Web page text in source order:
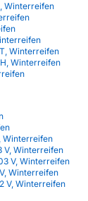
Winterreifen
Winterreifen
Winterreifen
Winterreifen
V, Winterreifen
V, Winterreifen
Winterreifen
V, Winterreifen